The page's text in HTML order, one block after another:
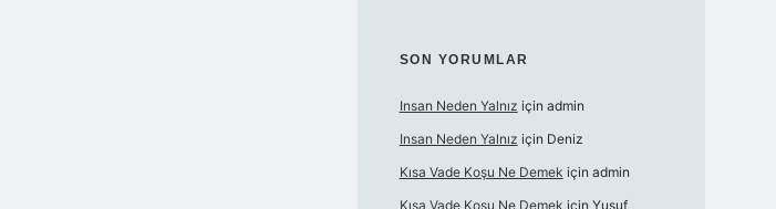
SON YORUMLAR
Insan Neden Yalnız için admin
Insan Neden Yalnız için Deniz
Kısa Vade Koşu Ne Demek için admin
Kısa Vade Koşu Ne Demek için Yusuf